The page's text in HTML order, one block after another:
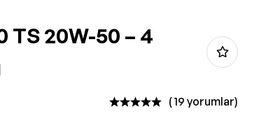
TS 20W-50 – 4
( 19 yorumlar)